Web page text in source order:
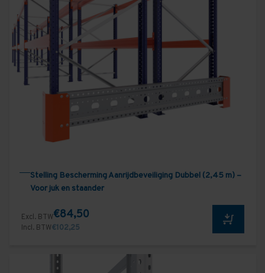
Stelling Bescherming Aanrijdbeveiliging Dubbel (2,45 m) –
Voor juk en staander
Excl. BTW€84,50
Incl. BTW€102,25